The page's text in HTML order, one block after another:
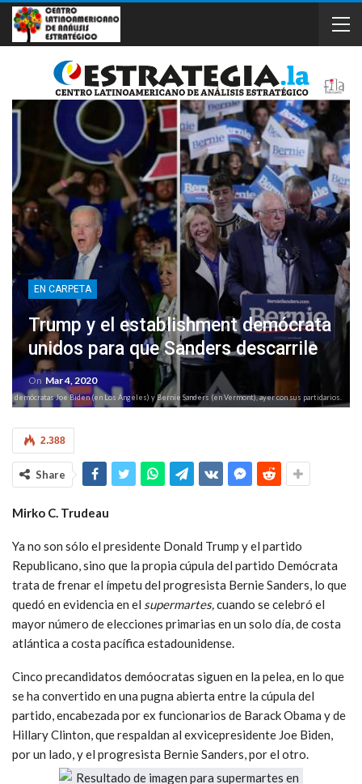
EN CARPETA
Trump y el establishment demócrata
unidos para que Sanders descarrile
On Mar 4, 2020
demócratas Joe Biden (en Los Ángeles) y Bernie Sanders (en Vermont), ayer con sus partidarios.
2.388
Share
Mirko C. Trudeau
Ya no son sólo el presidente Donald Trump y el partido
Republicano, sino que la propia cúpula del partido Demócrata
trata de frenar el ímpetu del progresista Bernie Sanders, lo que
quedó en evidencia en el supermartes, cuando se celebró el
mayor número de elecciones primarias en un solo día, de costa
atlántica a costa pacífica estadounidense.
Cinco precandidatos demóocratas siguen en la pelea, en lo que
se ha convertido en una pugna abierta entre la cúpula del
partido, encabezada por ex funcionarios de Barack Obama y de
Hillary Clinton, que respaldan al exvicepresidente Joe Biden,
por un lado, y el progresista Bernie Sanders, por el otro.